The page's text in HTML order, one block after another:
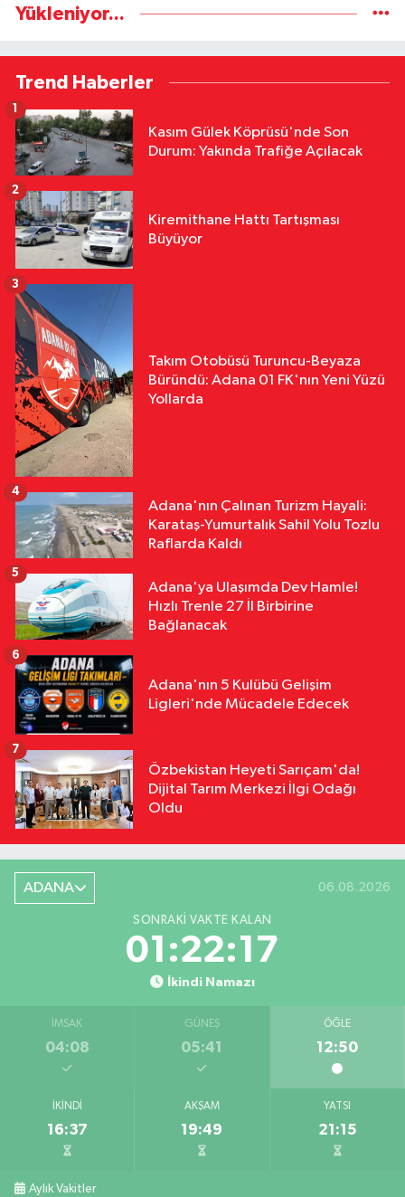
Yükleniyor...
Trend Haberler
Kasım Gülek Köprüsü'nde Son
Durum: Yakında Trafiğe Açılacak
1
Kiremithane Hattı Tartışması
Büyüyor
2
Takım Otobüsü Turuncu-Beyaza
Büründü: Adana 01 FK'nın Yeni Yüzü
Yollarda
3
Adana'nın Çalınan Turizm Hayali:
Karataş-Yumurtalık Sahil Yolu Tozlu
Raflarda Kaldı
4
Adana'ya Ulaşımda Dev Hamle!
Hızlı Trenle 27 İl Birbirine
Bağlanacak
5
Adana'nın 5 Kulübü Gelişim
Ligleri'nde Mücadele Edecek
6
Özbekistan Heyeti Sarıçam'da!
Dijital Tarım Merkezi İlgi Odağı
Oldu
7
ADANA 06.08.2026
SONRAKI VAKTE KALAN
01:22:16
İkindi Namazı
İMSAK
04:08
GÜNEŞ
05:41
ÖĞLE
12:50
İKINDI
16:37
AKŞAM
19:49
YATSI
21:15
Aylık Vakitler